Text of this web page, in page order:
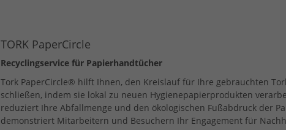
TORK PaperCircle
Recyclingservice für Papierhandtücher
Tork PaperCircle® hilft Ihnen, den Kreislauf für Ihre gebrauchten
schließen, indem sie lokal zu neuen Hygienepapierprodukten
reduziert Ihre Abfallmenge und den ökologischen Fußabdruck der
demonstriert Mitarbeitern und Besuchern Ihr Engagement für